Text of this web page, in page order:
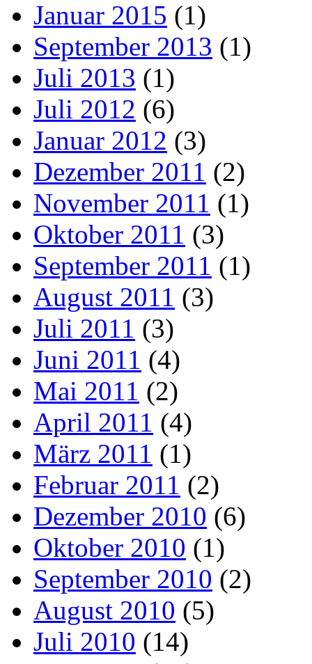
Januar 2015 (1)
September 2013 (1)
Juli 2013 (1)
Juli 2012 (6)
Januar 2012 (3)
Dezember 2011 (2)
November 2011 (1)
Oktober 2011 (3)
September 2011 (1)
August 2011 (3)
Juli 2011 (3)
Juni 2011 (4)
Mai 2011 (2)
April 2011 (4)
März 2011 (1)
Februar 2011 (2)
Dezember 2010 (6)
Oktober 2010 (1)
September 2010 (2)
August 2010 (5)
Juli 2010 (14)